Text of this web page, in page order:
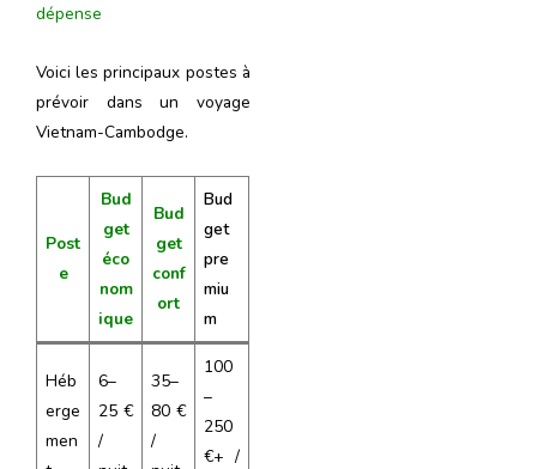
dépense
Voici les principaux postes à
prévoir dans un voyage
Vietnam-Cambodge.
Post
e
Bud
get
éco
nom
ique
Bud
get
conf
ort
Bud
get
pre
miu
m
Héb
erge
men
6–
25 €
/
35–
80 €
/
100
–
250
€+ /